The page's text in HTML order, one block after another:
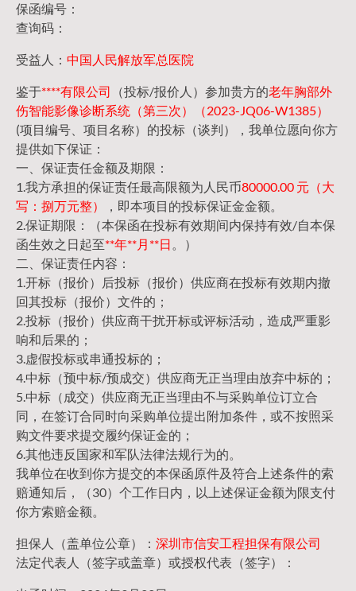
保函编号：
查询码：
受益人： 中国人民解放军总医院
鉴于****有限公司 （投标/报价人）参加贵方的老年胸部外
伤智能影像诊断系统（第三次）（2023-JQ06-W1385）
(项目编号、项目名称）的投标（谈判），我单位愿向你方
提供如下保证：
一、保证责任金额及期限：
1.我方承担的保证责任最高限额为人民币80000.00 元（大
写：捌万元整）
，即本项目的投标保证金金额。
2.保证期限：（本保函在投标有效期间内保持有效/自本保
函生效之日起至**年**月**日 。）
二、保证责任内容：
1.开标（报价）后投标（报价）供应商在投标有效期内撤
回其投标（报价）文件的；
2.投标（报价）供应商干扰开标或评标活动，造成严重影
响和后果的；
3.虚假投标或串通投标的；
4.中标（预中标/预成交）供应商无正当理由放弃中标的；
5.中标（成交）供应商无正当理由不与采购单位订立合
同，在签订合同时向采购单位提出附加条件，或不按照采
购文件要求提交履约保证金的；
6.其他违反国家和军队法律法规行为的。
我单位在收到你方提交的本保函原件及符合上述条件的索
赔通知后，（30）个工作日内，以上述保证金额为限支付
你方索赔金额。
担保人（盖单位公章）： 深圳市信安工程担保有限公司
法定代表人（签字或盖章）或授权代表（签字）：